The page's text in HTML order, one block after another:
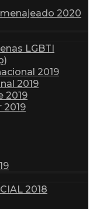
2020
LGBTI
2019
2019
2019
2019
2018